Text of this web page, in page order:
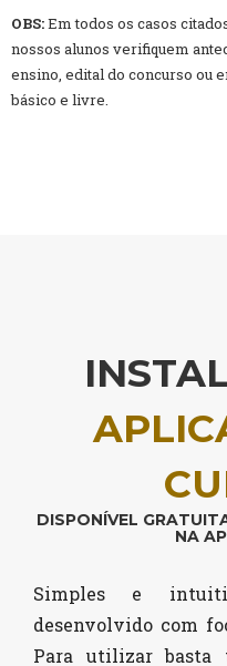
OBS:Em todos os casos
nossos alunos verifiquem
ensino, edital do concurso ou
básico e livre.
DISPONÍVEL
NA
Simples e
desenvolvido com
Para utilizar basta